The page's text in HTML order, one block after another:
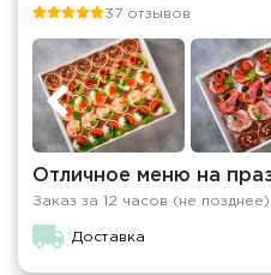
37 отзывов
Отличное меню на
Заказ за 12 часов (не позднее)
Доставка